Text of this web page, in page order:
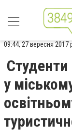
09:44, 27 вересня 2017
у